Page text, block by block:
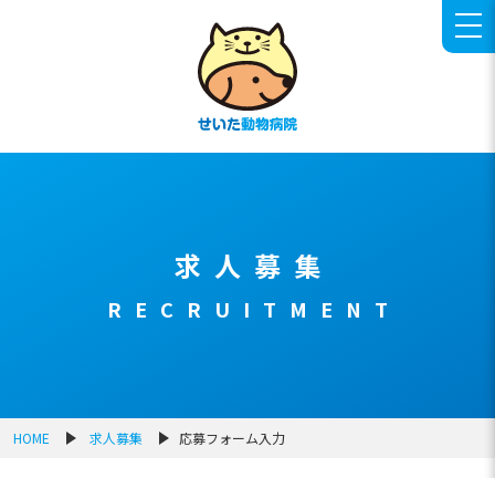
求人募集
RECRUITMENT
HOME 求人募集 応募フォーム入力